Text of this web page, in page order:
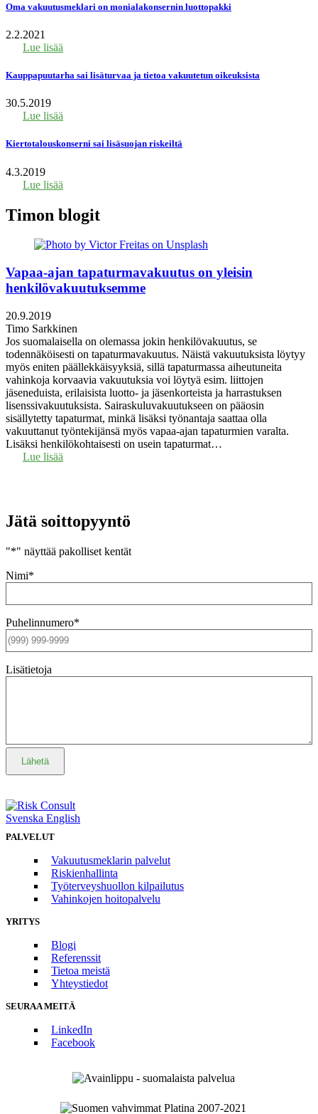
Oma vakuutusmeklari on monialakonsernin luottopakki
2.2.2021
Lue lisää
Kauppapuutarha sai lisäturvaa ja tietoa vakuutetun oikeuksista
30.5.2019
Lue lisää
Kiertotalouskonserni sai lisäsuojan riskeiltä
4.3.2019
Lue lisää
Timon blogit
Vapaa-ajan tapaturmavakuutus on yleisin
henkilövakuutuksemme
20.9.2019
Timo Sarkkinen
Jos suomalaisella on olemassa jokin henkilövakuutus, se
todennäköisesti on tapaturmavakuutus. Näistä vakuutuksista löytyy
myös eniten päällekkäisyyksiä, sillä tapaturmassa aiheutuneita
vahinkoja korvaavia vakuutuksia voi löytyä esim. liittojen
jäseneduista, erilaisista luotto- ja jäsenkorteista ja harrastuksen
lisenssivakuutuksista. Sairaskuluvakuutukseen on pääosin
sisällytetty tapaturmat, minkä lisäksi työnantaja saattaa olla
vakuuttanut työntekijänsä myös vapaa-ajan tapaturmien varalta.
Lisäksi henkilökohtaisesti on usein tapaturmat…
Lue lisää
Jätä soittopyyntö
"*" näyttää pakolliset kentät
Nimi*
Puhelin­numero*
Lisä­tietoja
Lähetä
Svenska English
PALVELUT
Vakuutusmeklarin palvelut
Riskienhallinta
Työterveyshuollon kilpailutus
Vahinkojen hoitopalvelu
YRITYS
Blogi
Referenssit
Tietoa meistä
Yhteystiedot
SEURAA MEITÄ
LinkedIn
Facebook